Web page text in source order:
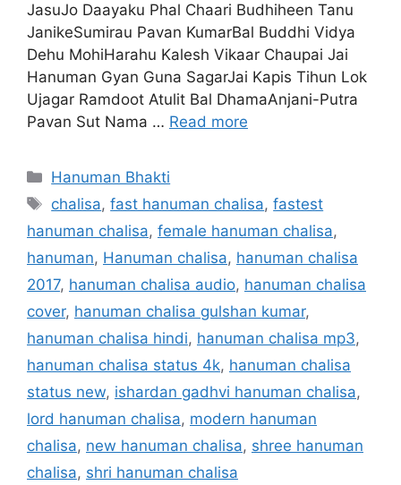
JasuJo Daayaku Phal Chaari Budhiheen Tanu
JanikeSumirau Pavan KumarBal Buddhi Vidya
Dehu MohiHarahu Kalesh Vikaar Chaupai Jai
Hanuman Gyan Guna SagarJai Kapis Tihun Lok
Ujagar Ramdoot Atulit Bal DhamaAnjani-Putra
Pavan Sut Nama … Read more
Categories
Hanuman Bhakti
Tags
chalisa,fast hanuman chalisa,fastest
hanuman chalisa, female hanuman chalisa,
hanuman, Hanuman chalisa, hanuman chalisa
2017, hanuman chalisa audio, hanuman chalisa
cover, hanuman chalisa gulshan kumar,
hanuman chalisa hindi, hanuman chalisa mp3,
hanuman chalisa status 4k, hanuman chalisa
status new, ishardan gadhvi hanuman chalisa,
lord hanuman chalisa, modern hanuman
chalisa, new hanuman chalisa, shree hanuman
chalisa, shri hanuman chalisa